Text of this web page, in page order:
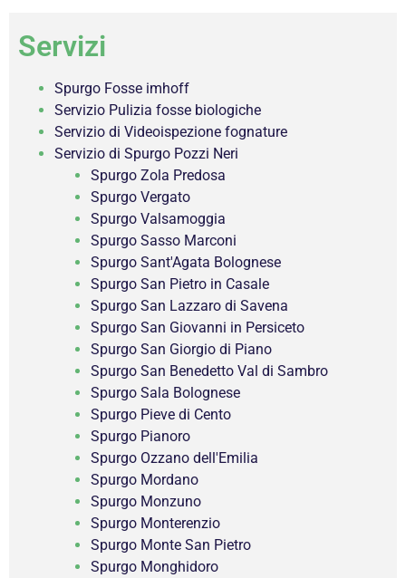
Servizi
Spurgo Fosse imhoff
Servizio Pulizia fosse biologiche
Servizio di Videoispezione fognature
Servizio di Spurgo Pozzi Neri
Spurgo Zola Predosa
Spurgo Vergato
Spurgo Valsamoggia
Spurgo Sasso Marconi
Spurgo Sant'Agata Bolognese
Spurgo San Pietro in Casale
Spurgo San Lazzaro di Savena
Spurgo San Giovanni in Persiceto
Spurgo San Giorgio di Piano
Spurgo San Benedetto Val di Sambro
Spurgo Sala Bolognese
Spurgo Pieve di Cento
Spurgo Pianoro
Spurgo Ozzano dell'Emilia
Spurgo Mordano
Spurgo Monzuno
Spurgo Monterenzio
Spurgo Monte San Pietro
Spurgo Monghidoro